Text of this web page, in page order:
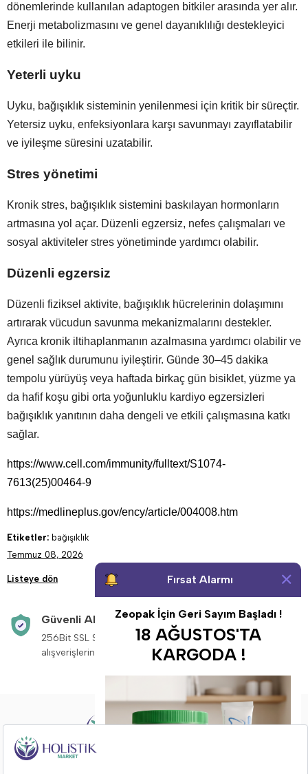
dönemlerinde kullanılan adaptogen bitkiler arasında yer alır.
Enerji metabolizmasını ve genel dayanıklılığı destekleyici
etkileri ile bilinir.
Yeterli uyku
Uyku, bağışıklık sisteminin yenilenmesi için kritik bir süreçtir.
Yetersiz uyku, enfeksiyonlara karşı savunmayı zayıflatabilir
ve iyileşme süresini uzatabilir.
Stres yönetimi
Kronik stres, bağışıklık sistemini baskılayan hormonların
artmasına yol açar. Düzenli egzersiz, nefes çalışmaları ve
sosyal aktiviteler stres yönetiminde yardımcı olabilir.
Düzenli egzersiz
Düzenli fiziksel aktivite, bağışıklık hücrelerinin dolaşımını
artırarak vücudun savunma mekanizmalarını destekler.
Ayrıca kronik iltihaplanmanın azalmasına yardımcı olabilir ve
genel sağlık durumunu iyileştirir. Günde 30–45 dakika
tempolu yürüyüş veya haftada birkaç gün bisiklet, yüzme ya
da hafif koşu gibi orta yoğunluklu kardiyo egzersizleri
bağışıklık yanıtının daha dengeli ve etkili çalışmasına katkı
sağlar.
https://www.cell.com/immunity/fulltext/S1074-
7613(25)00464-9
https://medlineplus.gov/ency/article/004008.htm
Etiketler: bağışıklık
Temmuz 08, 2026
Listeye dön
Güvenli Alışveriş
256Bit SSL Sertifikası ile
alışverişleriniz güvende.
Aynı Gün Kargo
Saat 14:00’a kadar
siparişleriniz aynı
Fırsat Alarmı
Zeopak İçin Geri Sayım Başladı !
18 AĞUSTOS'TA
KARGODA !